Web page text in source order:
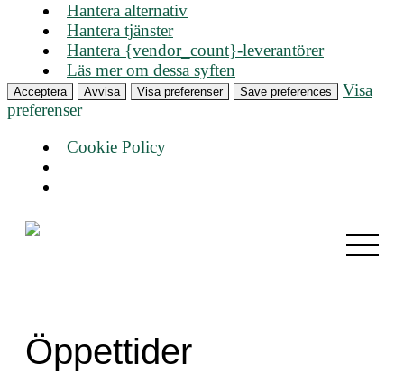
Hantera alternativ
Hantera tjänster
Hantera {vendor_count}-leverantörer
Läs mer om dessa syften
Acceptera Avvisa Visa preferenser Save preferences
Visa
preferenser
Cookie Policy
Öppettider